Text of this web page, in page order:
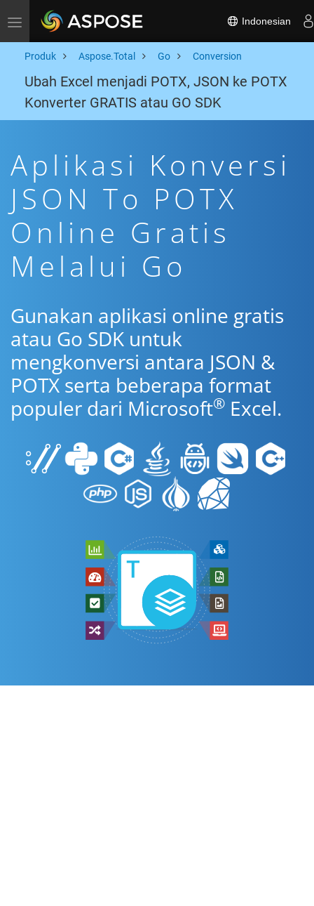
Toggle navigation Indonesian
Produk Aspose.Total Go Conversion
Ubah Excel menjadi POTX, JSON ke POTX
Konverter GRATIS atau GO SDK
Aplikasi Konversi
JSON To POTX
Online Gratis
Melalui Go
Gunakan aplikasi online gratis
atau Go SDK untuk
mengkonversi antara JSON &
POTX serta beberapa format
populer dari Microsoft® Excel.